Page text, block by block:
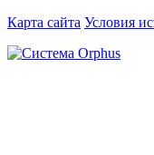
Карта сайта Условия